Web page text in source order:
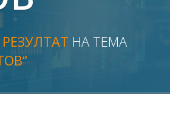
РЕЗУЛТАТ НА ТЕМА